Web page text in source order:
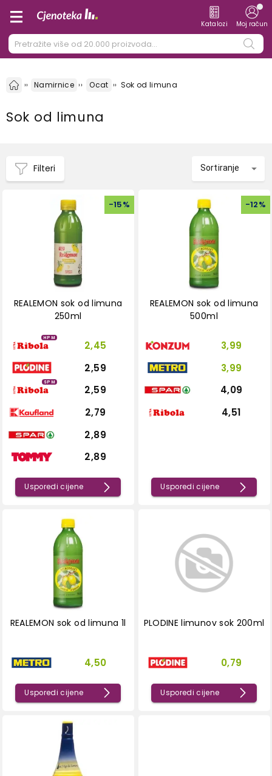
Katalozi Moj račun
Namirnice Ocat Sok od limuna
Sok od limuna
Filteri Sortiranje
-15%
REALEMON sok od limuna
250ml
HPM
2,45
2,59
SPM
2,59
2,79
2,89
2,89
Usporedi cijene
-12%
REALEMON sok od limuna
500ml
3,99
3,99
4,09
4,51
Usporedi cijene
REALEMON sok od limuna 1l
4,50
Usporedi cijene
PLODINE limunov sok 200ml
0,79
Usporedi cijene